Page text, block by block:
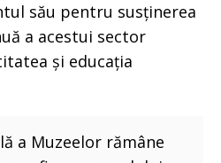
său pentru susținerea
a acestui sector
și educația
a Muzeelor rămâne